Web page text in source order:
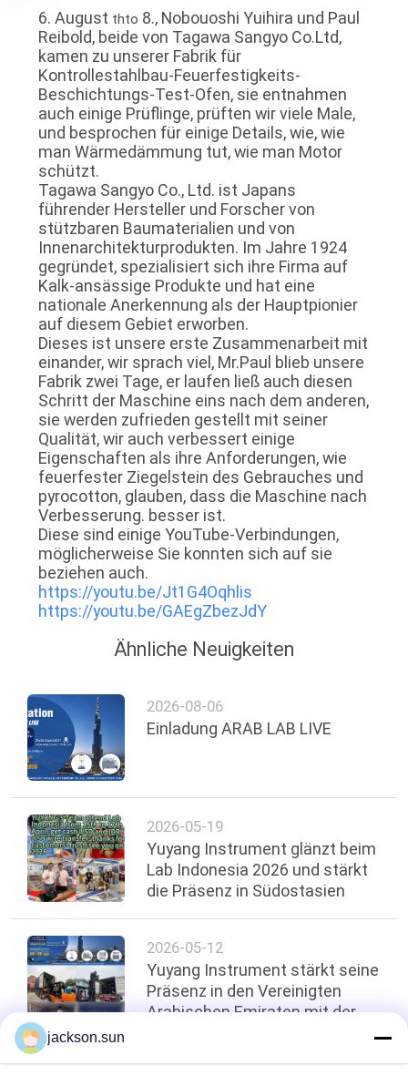
UNS
VERBINDUNG
NACHRICHTEN
FORDERN
SIE EIN
ZITAT
SITEMAP
DATENSCHUTZRICHTLINIE
6. August thto 8., Nobouoshi Yuihira und Paul
Reibold, beide von Tagawa Sangyo Co.Ltd,
kamen zu unserer Fabrik für
Kontrollestahlbau-Feuerfestigkeits-
Beschichtungs-Test-Ofen, sie entnahmen
auch einige Prüflinge, prüften wir viele Male,
und besprochen für einige Details, wie, wie
man Wärmedämmung tut, wie man Motor
schützt.
Tagawa Sangyo Co., Ltd. ist Japans
führender Hersteller und Forscher von
stützbaren Baumaterialien und von
Innenarchitekturprodukten. Im Jahre 1924
gegründet, spezialisiert sich ihre Firma auf
Kalk-ansässige Produkte und hat eine
nationale Anerkennung als der Hauptpionier
auf diesem Gebiet erworben.
Dieses ist unsere erste Zusammenarbeit mit
einander, wir sprach viel, Mr.Paul blieb unsere
Fabrik zwei Tage, er laufen ließ auch diesen
Schritt der Maschine eins nach dem anderen,
sie werden zufrieden gestellt mit seiner
Qualität, wir auch verbessert einige
Eigenschaften als ihre Anforderungen, wie
feuerfester Ziegelstein des Gebrauches und
pyrocotton, glauben, dass die Maschine nach
Verbesserung. besser ist.
Diese sind einige YouTube-Verbindungen,
möglicherweise Sie konnten sich auf sie
beziehen auch.
https://youtu.be/Jt1G4Oqhlis
https://youtu.be/GAEgZbezJdY
Ähnliche Neuigkeiten
2026-08-06
Einladung ARAB LAB LIVE
2026-05-19
Yuyang Instrument glänzt beim
Lab Indonesia 2026 und stärkt
die Präsenz in Südostasien
2026-05-12
Yuyang Instrument stärkt seine
Präsenz in den Vereinigten
Arabischen Emiraten mit der
jackson.sun